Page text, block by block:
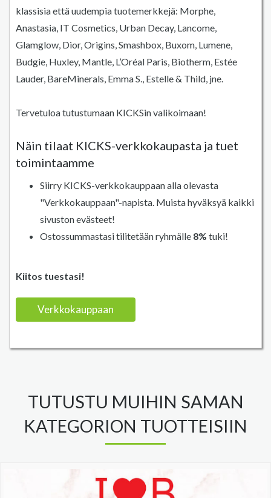
klassisia että uudempia tuotemerkkejä: Morphe,
Anastasia, IT Cosmetics, Urban Decay, Lancome,
Glamglow, Dior, Origins, Smashbox, Buxom, Lumene,
Budgie, Huxley, Mantle, L’Oréal Paris, Biotherm, Estée
Lauder, BareMinerals, Emma S., Estelle & Thild, jne.
Tervetuloa tutustumaan KICKSin valikoimaan!
Näin tilaat KICKS-verkkokaupasta ja tuet
toimintaamme
Siirry KICKS-verkkokauppaan alla olevasta
"Verkkokauppaan"-napista. Muista hyväksyä kaikki
sivuston evästeet!
Ostossummastasi tilitetään ryhmälle 8% tuki!
Kiitos tuestasi!
Verkkokauppaan
TUTUSTU MUIHIN SAMAN
KATEGORION TUOTTEISIIN